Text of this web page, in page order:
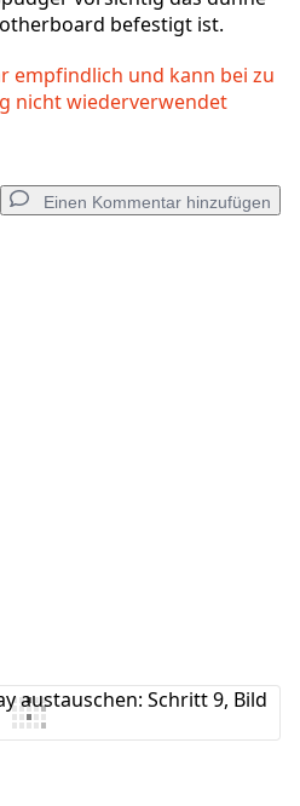
befestigt ist.
empfindlich und kann bei zu
nicht wiederverwendet
Einen Kommentar hinzufügen